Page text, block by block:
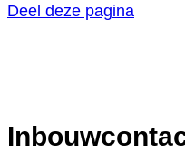
Deel deze pagina